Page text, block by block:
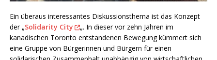
Ein überaus interessantes Diskussionsthema ist das Konzept
der „Solidarity City
„. In dieser vor zehn Jahren im
kanadischen Toronto entstandenen Bewegung kümmert sich
eine Gruppe von Bürgerinnen und Bürgern für einen